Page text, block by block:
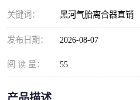
关键词： 黑河气胎离合器直销
发布日期： 2026-08-07
阅 读 量： 55